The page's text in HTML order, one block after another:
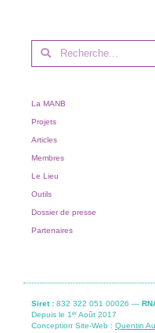
La MANB
Projets
Articles
Membres
Le Lieu
Outils
Dossier de presse
Partenaires
Siret : 832 322 051 00026 —
Depuis le 1erAoût 2017
Conception Site-Web : Quentin